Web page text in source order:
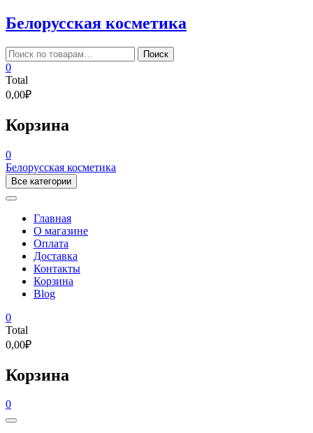
Skip
to
content
Белорусская косметика
Искать: Поиск
0
Total
0,00₽
Корзина
0
Белорусская косметика
Все категории
Главная
О магазине
Оплата
Доставка
Контакты
Корзина
Blog
0
Total
0,00₽
Корзина
0
Catalog